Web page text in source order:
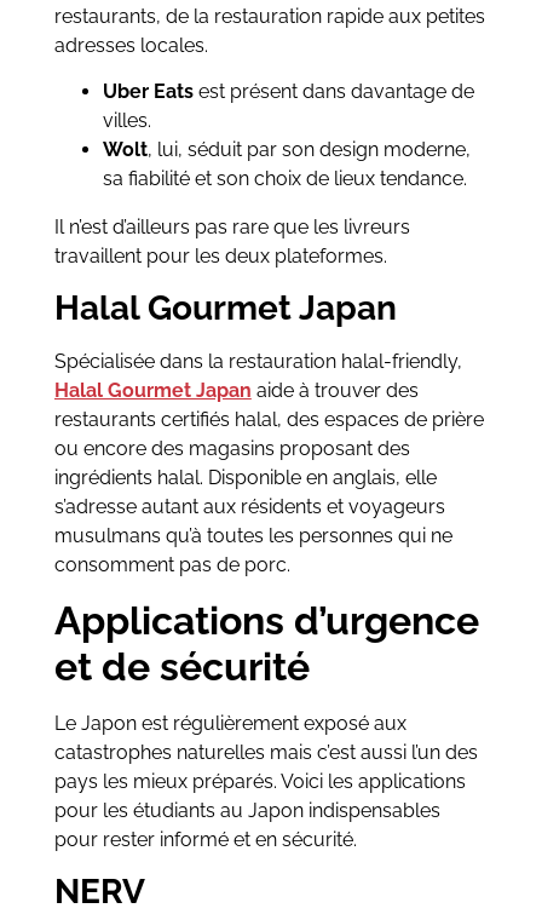
restaurants, de la restauration rapide aux petites
adresses locales.
Uber Eatsest présent dans davantage de
villes.
Wolt, lui, séduit par son design moderne,
sa fiabilité et son choix de lieux tendance.
Il n’est d’ailleurs pas rare que les livreurs
travaillent pour les deux plateformes.
Halal Gourmet Japan
Spécialisée dans la restauration halal-friendly,
Halal Gourmet Japan aide à trouver des
restaurants certifiés halal, des espaces de prière
ou encore des magasins proposant des
ingrédients halal. Disponible en anglais, elle
s’adresse autant aux résidents et voyageurs
musulmans qu’à toutes les personnes qui ne
consomment pas de porc.
Applications d’urgence
et de sécurité
Le Japon est régulièrement exposé aux
catastrophes naturelles mais c’est aussi l’un des
pays les mieux préparés. Voici les applications
pour les étudiants au Japon indispensables
pour rester informé et en sécurité.
NERV